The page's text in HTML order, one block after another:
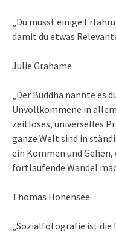
„Du musst einige
damit du etwas
Julie Grahame
„Der Buddha nannte es
Unvollkommene in
zeitloses, universelles
ganze Welt sind in
ein Kommen und Gehen,
fortlaufende Wandel
Thomas Hohensee
„Sozialfotografie ist die